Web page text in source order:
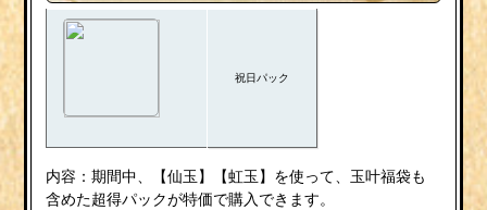
祝日パック
内容：期間中、【仙玉】【虹玉】を使って、玉叶福袋も
含めた超得パックが特価で購入できます。